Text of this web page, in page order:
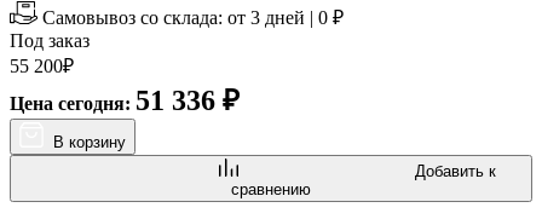
Самовывоз со склада: от 3 дней | 0 ₽
Под заказ
55 200₽
Цена сегодня: 51 336 ₽
В корзину
Добавить к
сравнению